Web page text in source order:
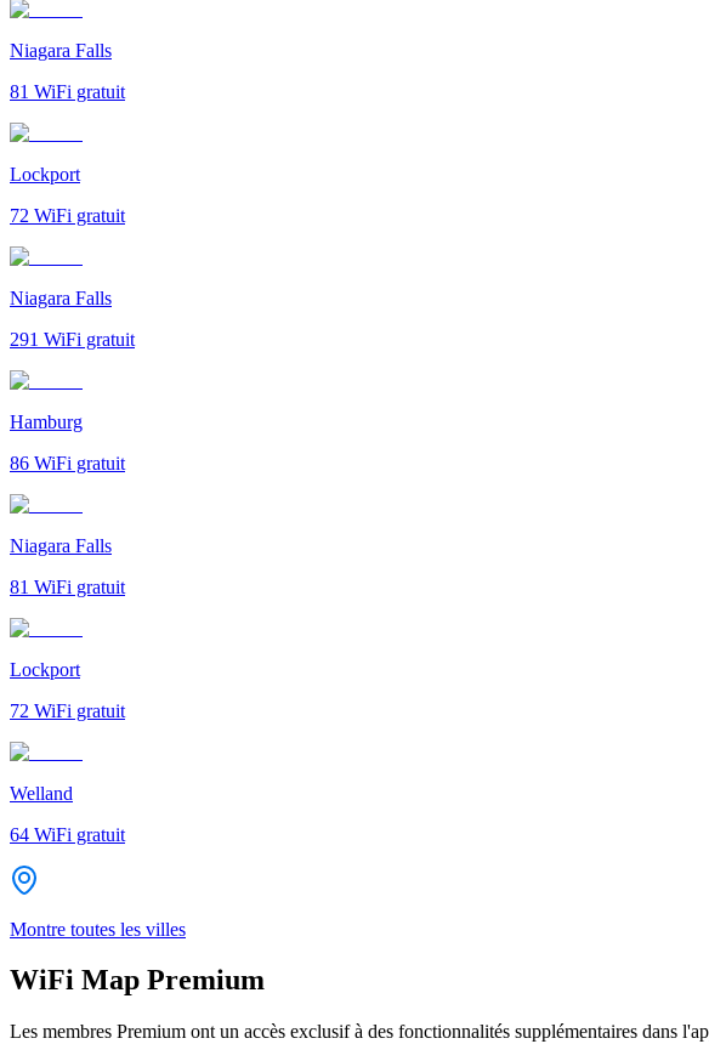
Niagara Falls
81 WiFi gratuit
Lockport
72 WiFi gratuit
Niagara Falls
291 WiFi gratuit
Hamburg
86 WiFi gratuit
Niagara Falls
81 WiFi gratuit
Lockport
72 WiFi gratuit
Welland
64 WiFi gratuit
Montre toutes les villes
WiFi Map Premium
Les membres Premium ont un accès exclusif à des fonctionnalités supplémentaires dans